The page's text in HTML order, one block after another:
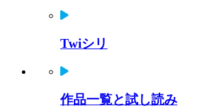
Twiシリ
作品一覧と試し読み